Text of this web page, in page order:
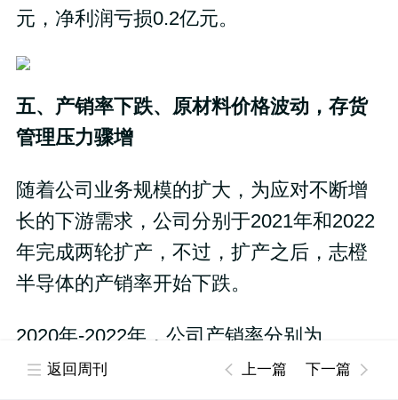
元，净利润亏损0.2亿元。
五、产销率下跌、原材料价格波动，存货
管理压力骤增
随着公司业务规模的扩大，为应对不断增
长的下游需求，公司分别于2021年和2022
年完成两轮扩产，不过，扩产之后，志橙
半导体的产销率开始下跌。
2020年-2022年，公司产销率分别为
85.77%、81.26%、76.64%，持续下滑。
返回周刊 上一篇 下一篇